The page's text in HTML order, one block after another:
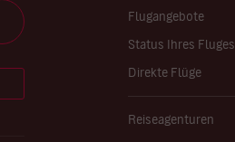
Flugangebote
Status Ihres Fluges
Direkte Flüge
Reiseagenturen